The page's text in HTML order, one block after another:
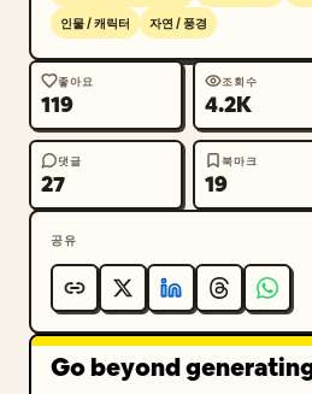
인물 / 캐릭터 자연 / 풍경
좋아요
119
조회수
4.2K
댓글
27
북마크
19
공유
Go beyond